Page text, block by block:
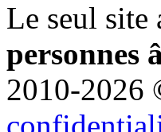
Le seul site
personnes
2010-2026